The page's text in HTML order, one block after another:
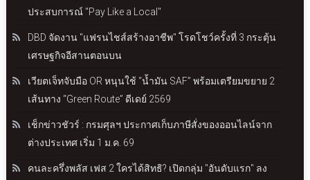
ประสบการณ์ "Pay Like a Local"
DBD จัดงาน "แฟรนไชส์สร้างอาชีพ" โรดโชว์ครั้งที่ 3 กระตุ้น
เศรษฐกิจอีสานตอนบน
เวียตเจ็ทจับมือ OR หนุนใช้ “น้ำมัน SAF” พร้อมเตรียมขยาย 2
เส้นทาง “Green Route” ดีเดย์ 2569
เช็กข่าวชัวร์ : กรมศุลฯ ประกาศเก็บภาษีสั่งของออนไลน์จาก
ต่างประเทศ เริ่ม 1 ม.ค. 69
คนละครึ่งพลัส เฟส 2 ใครได้สิทธิ? เปิดกลุ่ม "อันดับแรก" ลง